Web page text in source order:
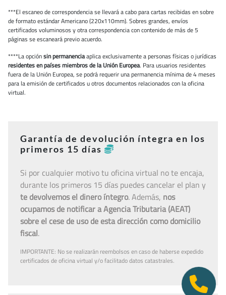
***El escaneo de correspondencia se llevará a cabo para cartas recibidas en sobre
de formato estándar Americano (220x110mm). Sobres grandes, envíos
certificados voluminosos y otra correspondencia con contenido de más de 5
páginas se escaneará previo acuerdo.
****La opciónsin permanenciaaplica exclusivamente a personas físicas o jurídicas
residentes en países miembros de la Unión Europea. Para usuarios residentes
fuera de la Unión Europea, se podrá requerir una permanencia mínima de 4 meses
para la emisión de certificados u otros documentos relacionados con la oficina
virtual.
Garantía de devolución íntegra en los
primeros 15 días
Si por cualquier motivo tu oficina virtual no te encaja,
durante los primeros 15 días puedes cancelar el plan y
te devolvemos el dinero íntegro. Además, nos
ocupamos de notificar a Agencia Tributaria (AEAT)
sobre el cese de uso de esta dirección como domicilio
fiscal.
IMPORTANTE: No se realizarán reembolsos en caso de haberse expedido
certificados de oficina virtual y/o facilitado datos catastrales.